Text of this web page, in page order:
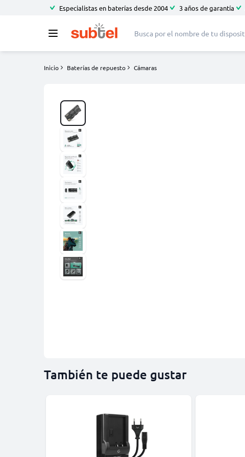
Especialistas en baterías desde 2004 3 años de garantía
Inicio Baterías de repuesto Cámaras
También te puede gustar